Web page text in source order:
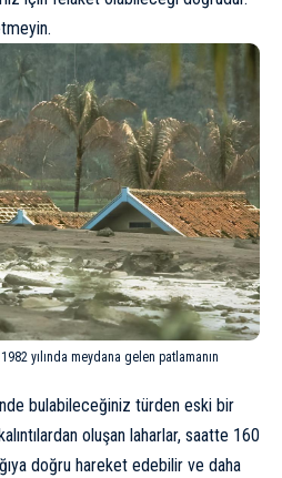
yılında meydana gelen patlamanın
bulabileceğiniz türden eski bir
oluşan laharlar, saatte 160
doğru hareket edebilir ve daha